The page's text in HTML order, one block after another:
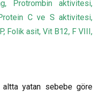
Protrombin aktivitesi,
C ve S aktivitesi,
Folik asit, Vit B12, F VIII,
altta yatan sebebe göre